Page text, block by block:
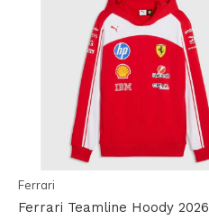
Ferrari
Ferrari Teamline Hoody 2026